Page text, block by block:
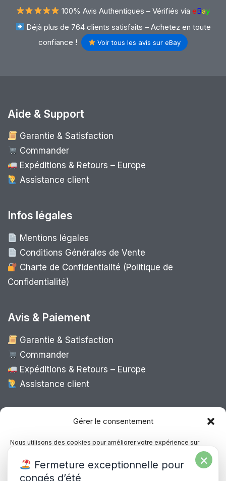
Gérer le consentement
Nous utilisons des cookies pour améliorer votre expérience sur
notre site, analyser le trafic et proposer des contenus personnalisés.
Vous pouvez accepter, refuser ou gérer vos préférences à tout
moment.
100% Avis Authentiques – Vérifiés via eBay
Déjà plus de 764 clients satisfaits – Achetez en toute
confiance !
Voir tous les avis sur eBay
Aide & Support
Garantie & Satisfaction
Commander
Expéditions & Retours – Europe
Assistance client
Infos légales
Mentions légales
Conditions Générales de Vente
Charte de Confidentialité (Politique de
Confidentialité)
Avis & Paiement
Garantie & Satisfaction
Commander
Expéditions & Retours – Europe
Assistance client
Expédition Europe
Livraison rapide dans toute l’Europe via
“ Mondial Relay
×
Fermeture exceptionnelle pour
congés d’été